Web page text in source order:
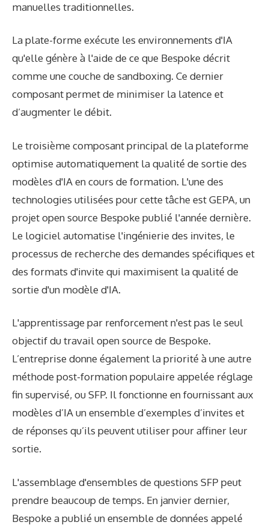
manuelles traditionnelles.
La plate-forme exécute les environnements d'IA
qu'elle génère à l'aide de ce que Bespoke décrit
comme une couche de sandboxing. Ce dernier
composant permet de minimiser la latence et
d’augmenter le débit.
Le troisième composant principal de la plateforme
optimise automatiquement la qualité de sortie des
modèles d'IA en cours de formation. L'une des
technologies utilisées pour cette tâche est GEPA, un
projet open source Bespoke publié l'année dernière.
Le logiciel automatise l'ingénierie des invites, le
processus de recherche des demandes spécifiques et
des formats d'invite qui maximisent la qualité de
sortie d'un modèle d'IA.
L'apprentissage par renforcement n'est pas le seul
objectif du travail open source de Bespoke.
L’entreprise donne également la priorité à une autre
méthode post-formation populaire appelée réglage
fin supervisé, ou SFP. Il fonctionne en fournissant aux
modèles d’IA un ensemble d’exemples d’invites et
de réponses qu’ils peuvent utiliser pour affiner leur
sortie.
L'assemblage d'ensembles de questions SFP peut
prendre beaucoup de temps. En janvier dernier,
Bespoke a publié un ensemble de données appelé